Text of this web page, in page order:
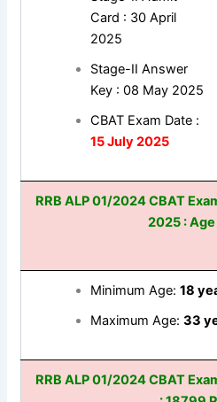
Card : 30 April
2025
Stage-II Answer
Key : 08 May 2025
CBAT Exam Date :
15 July 2025
RRB ALP 01/2024 CBAT
2025 :
Minimum Age: 18
Maximum Age: 33
RRB ALP 01/2024 CBAT